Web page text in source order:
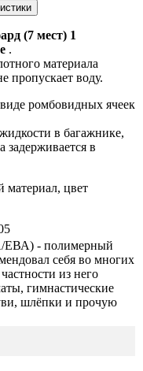
(7 мест) 1
.
материала
пропускает воду.
ромбовидных ячеек
в багажнике,
задерживается в
материал, цвет
ЕВА) - полимерный
себя во многих
из него
гимнастические
шлёпки и прочую